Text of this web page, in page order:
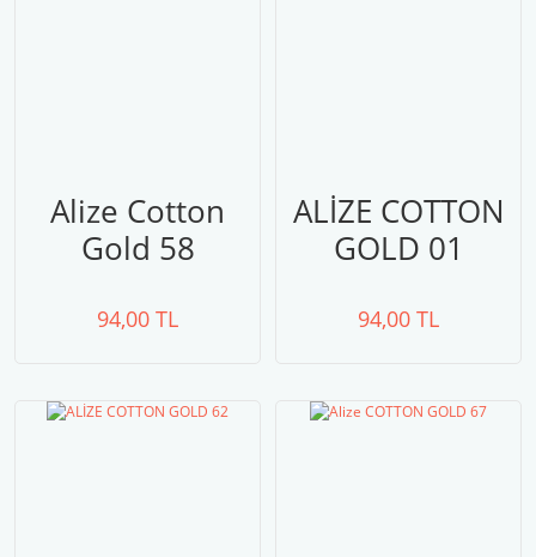
Alize Cotton
Gold 58
94,00 TL
ALİZE COTTON
GOLD 01
94,00 TL